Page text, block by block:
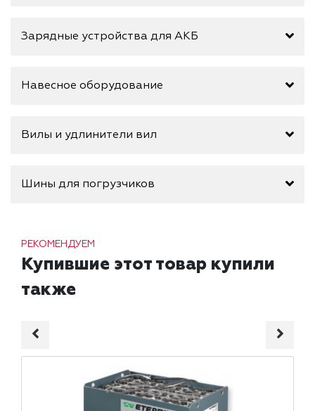
Зарядные устройства для АКБ
Навесное оборудование
Вилы и удлинители вил
Шины для погрузчиков
РЕКОМЕНДУЕМ
Купившие этот товар купили
также